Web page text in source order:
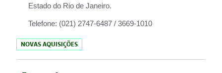
Estado do Rio de Janeiro.
Telefone: (021) 2747-6487 / 3669-1010
NOVAS AQUISIÇÕES